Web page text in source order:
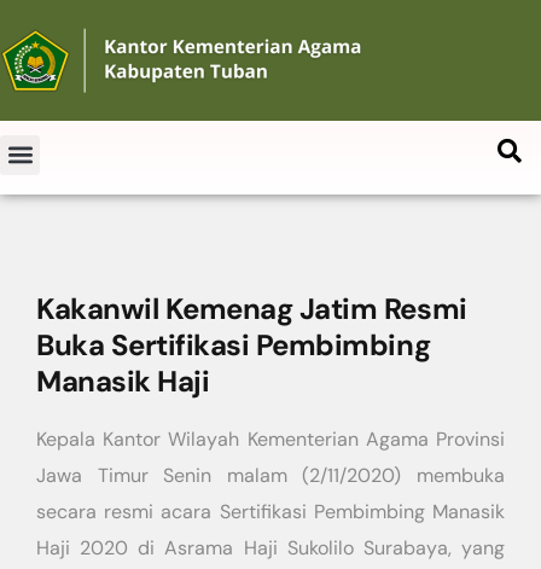
Kakanwil Kemenag Jatim Resmi
Buka Sertifikasi Pembimbing
Manasik Haji
Kepala Kantor Wilayah Kementerian Agama Provinsi
Jawa Timur Senin malam (2/11/2020) membuka
secara resmi acara Sertifikasi Pembimbing Manasik
Haji 2020 di Asrama Haji Sukolilo Surabaya, yang